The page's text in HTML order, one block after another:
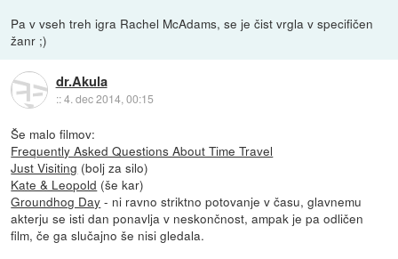
Pa v vseh treh igra Rachel McAdams, se je čist vrgla v specifičen
žanr ;)
dr.Akula
::4. dec 2014, 00:15
Še malo filmov:
Frequently Asked Questions About Time Travel
Just Visiting (bolj za silo)
Kate & Leopold (še kar)
Groundhog Day - ni ravno striktno potovanje v času, glavnemu
akterju se isti dan ponavlja v neskončnost, ampak je pa odličen
film, če ga slučajno še nisi gledala.